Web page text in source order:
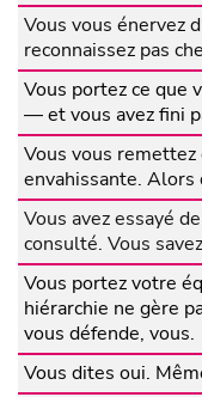
Vous vous énervez
reconnaissez pas
Vous portez ce que
— et vous avez fini
Vous vous
envahissante. Alors
Vous avez essayé
consulté. Vous
Vous portez votre
hiérarchie ne gère
vous défende, vous.
Vous dites oui.